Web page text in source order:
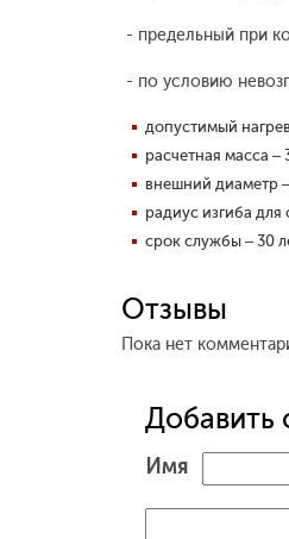
- предельный при
- по условию
допустимый
расчетная масса –
внешний диаметр
радиус изгиба
срок службы – 30
Отзывы
Пока нет
Добавить
Имя